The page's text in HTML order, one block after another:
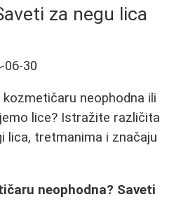
za negu lica
06-30
neophodna ili
lice? Istražite različita
lica, tretmanima i značaju
neophodna? Saveti